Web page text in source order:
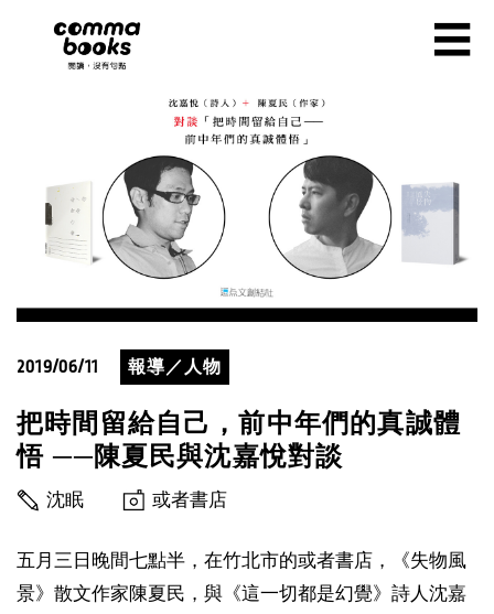
☰
2019/06/11 報導／人物
把時間留給自己，前中年們的真誠體
悟 ──陳夏民與沈嘉悅對談
沈眠 或者書店
五月三日晚間七點半，在竹北市的或者書店，《失物風
景》散文作家陳夏民，與《這一切都是幻覺》詩人沈嘉